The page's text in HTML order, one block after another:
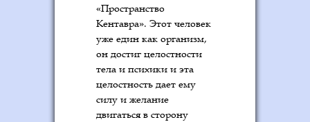
«Пространство
Кентавра». Этот человек
уже един как организм,
он достиг целостности
тела и психики и эта
целостность дает ему
силу и желание
двигаться в сторону